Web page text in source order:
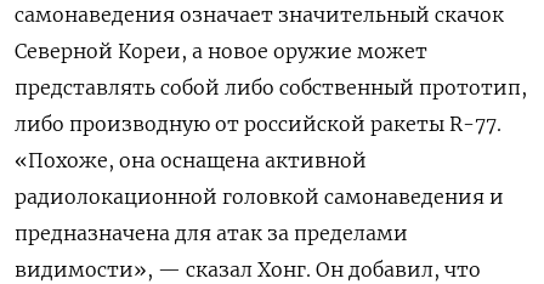
самонаведения означает значительный скачок
Северной Кореи, а новое оружие может
представлять собой либо собственный прототип,
либо производную от российской ракеты R-77.
«Похоже, она оснащена активной
радиолокационной головкой самонаведения и
предназначена для атак за пределами
видимости», — сказал Хонг. Он добавил, что